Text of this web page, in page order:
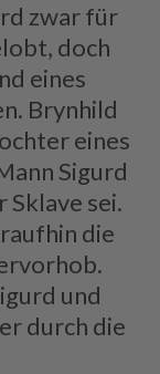
zwar für
doch
eines
Brynhild
eines
Sigurd
Sklave sei.
die
und
durch die